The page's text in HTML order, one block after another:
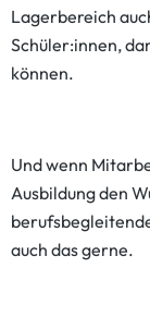
Lagerbereich
Schüler:innen,
können.
Und wenn
Ausbildung den
auch das gerne.